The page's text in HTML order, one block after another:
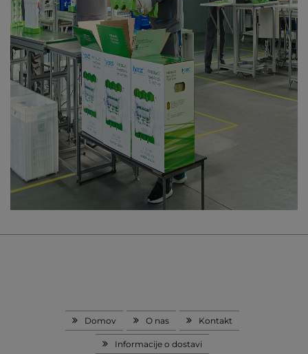
Domov O nas Kontakt
Informacije o dostavi